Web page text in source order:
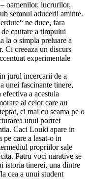
oamenilor, lucrurilor,
semnul aducerii aminte.
ne duce, fara
cautare a timpului
la o simpla preluare a
Ci creeaza un discurs
experimentale
jurul incercarii de a
unei fascinante tinere,
a acestuia
al celor care au
ci mai cu seama pe o
unui portret
Caci Louki apare in
care a lasat-o in
propriilor sale
Patru voci narative se
istoria tinerei, una dintre
cea a unui student